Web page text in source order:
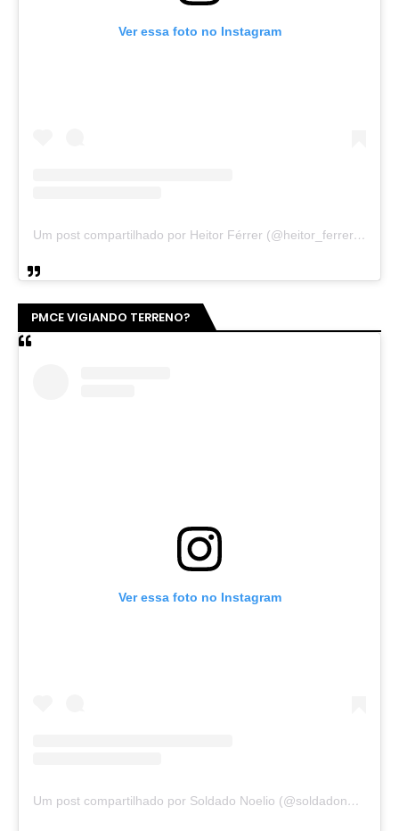
Ver essa foto no Instagram
Um post compartilhado por Heitor Férrer (@heitor_ferrer77)
PMCE VIGIANDO TERRENO?
Ver essa foto no Instagram
Um post compartilhado por Soldado Noelio (@soldadonoelio)